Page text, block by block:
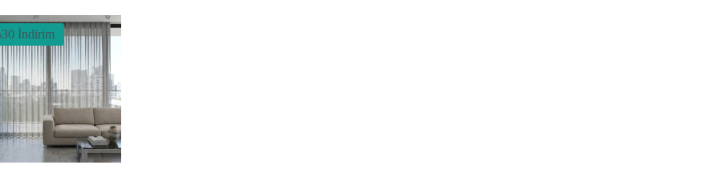
İndirim